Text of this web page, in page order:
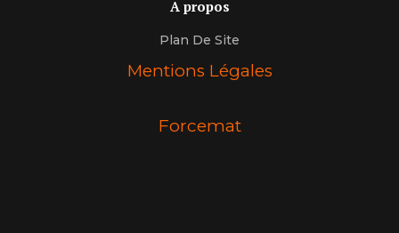
A propos
Plan De Site
Mentions Légales
Forcemat